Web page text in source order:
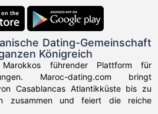
Dating-Gemeinschaft
Königreich
führender Plattform für
Maroc-dating.com bringt
Casablancas Atlantikküste bis zu
zusammen und feiert die reiche